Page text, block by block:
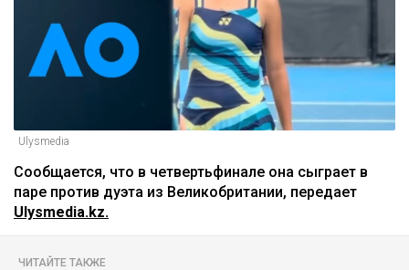
Ulysmedia
Сообщается, что в четвертьфинале она сыграет в
паре против дуэта из Великобритании, передает
Ulysmedia.kz.
ЧИТАЙТЕ ТАКЖЕ